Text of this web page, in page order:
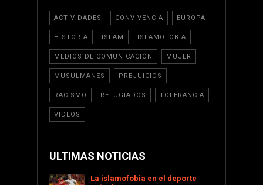
ACTIVIDADES CONVIVENCIA EUROPA
HISTORIA ISLAM ISLAMOFOBIA
MEDIOS DE COMUNICACIÓN MUJER
MUSULMANES PREJUICIOS
RACISMO REFUGIADOS TOLERANCIA
VIDEOS
ULTIMAS NOTICIAS
La islamofobia en el deporte